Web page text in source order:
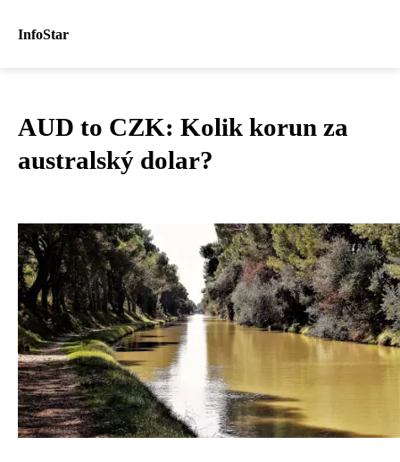
InfoStar
AUD to CZK: Kolik korun za
australský dolar?